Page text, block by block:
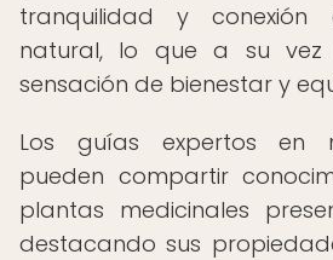
tranquilidad y
natural, lo que a su vez
sensación de bienestar y
Los guías expertos en
pueden compartir
plantas medicinales
destacando sus